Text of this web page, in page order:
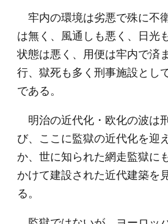
牢内の環境は劣悪で殊に不
は無く、風通しも悪く、日光
状態は悪く、用便は牢内で済
行、獄死も多く刑事施設とし
である。
明治の近代化・欧化の波は
び、ここに監獄の近代化を迎
か、世に知られた網走監獄に
かけて建設された近代建築を
る。